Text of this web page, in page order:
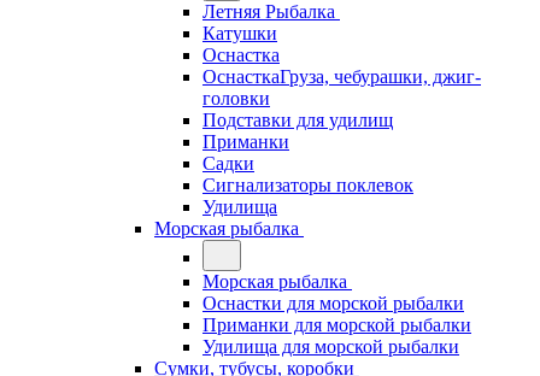
Летняя Рыбалка
Катушки
Оснастка
ОснасткаГруза, чебурашки, джиг-
головки
Подставки для удилищ
Приманки
Садки
Сигнализаторы поклевок
Удилища
Морская рыбалка
Морская рыбалка
Оснастки для морской рыбалки
Приманки для морской рыбалки
Удилища для морской рыбалки
Сумки, тубусы, коробки